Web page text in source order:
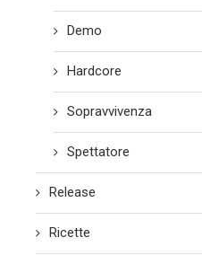
Demo
Hardcore
Sopravvivenza
Spettatore
Release
Ricette